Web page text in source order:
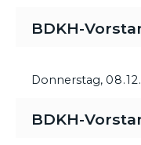
BDKH-
Donnerstag,
BDKH-